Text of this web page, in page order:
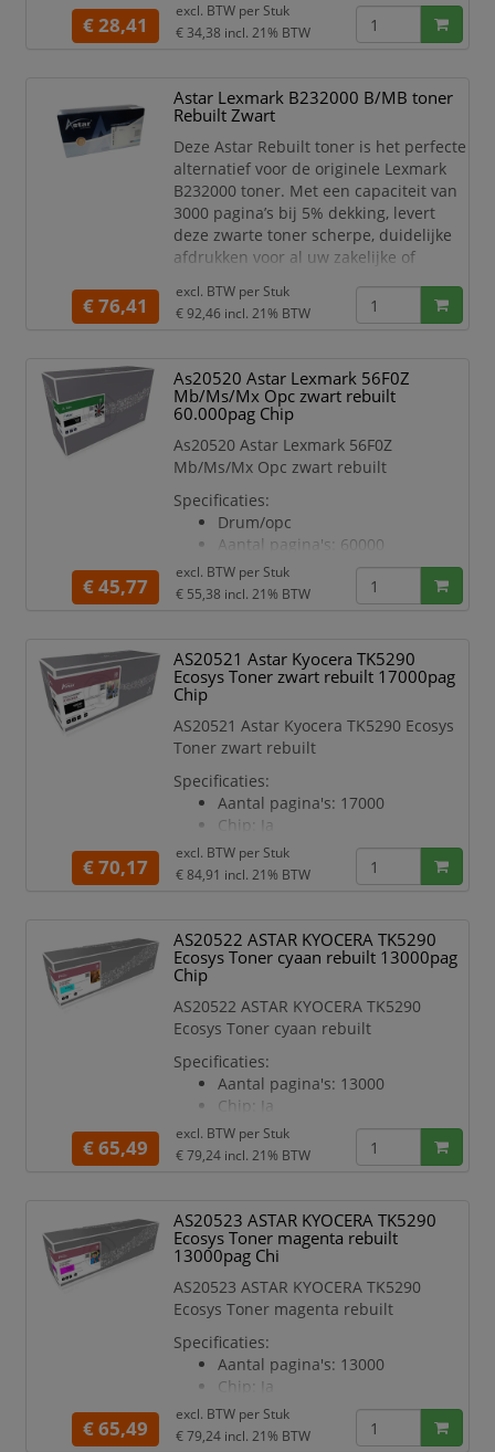
een hoge capaciteit van tot 6.000
pagina’s (bij 5% dekking) is dit de
en vaak printen.
Kenmerken:
Compatibel met Brother MFC-
J5955
Kleur: Zwart
€ 28,41
excl. BTW per Stuk
€ 34,38 incl. 21% BTW
Astar Lexmark B232000 B/MB toner
Rebuilt Zwart
Deze Astar Rebuilt toner is het perfecte
alternatief voor de originele Lexmark
B232000 toner. Met een capaciteit van
3000 pagina’s bij 5% dekking, levert
deze zwarte toner scherpe, duidelijke
afdrukken voor al uw zakelijke of
Compatibel met Lexmark B2338
Rebuilt kwaliteit –
milieuvriendelijk en
kostenbesparend
Scherpe afdrukken tot de laatste
pa
€ 76,41
excl. BTW per Stuk
€ 92,46 incl. 21% BTW
As20520 Astar Lexmark 56F0Z
Mb/Ms/Mx Opc zwart rebuilt
60.000pag Chip
As20520 Astar Lexmark 56F0Z
Mb/Ms/Mx Opc zwart rebuilt
Specificaties:
Drum/opc
Aantal pagina's: 60000
Chip: Ja
Kleur: Zwart
Geschikt voor printermodel:
€ 45,77
excl. BTW per Stuk
€ 55,38 incl. 21% BTW
AS20521 Astar Kyocera TK5290
Ecosys Toner zwart rebuilt 17000pag
Chip
AS20521 Astar Kyocera TK5290 Ecosys
Toner zwart rebuilt
Specificaties:
Aantal pagina's: 17000
Chip: Ja
Kleur: Zwart
Geschikt voor printermodel:
€ 70,17
excl. BTW per Stuk
€ 84,91 incl. 21% BTW
AS20522 ASTAR KYOCERA TK5290
Ecosys Toner cyaan rebuilt 13000pag
Chip
AS20522 ASTAR KYOCERA TK5290
Ecosys Toner cyaan rebuilt
Specificaties:
Aantal pagina's: 13000
Chip: Ja
Kleur: Blauw
Geschikt voor printermodel:
€ 65,49
excl. BTW per Stuk
€ 79,24 incl. 21% BTW
AS20523 ASTAR KYOCERA TK5290
Ecosys Toner magenta rebuilt
13000pag Chi
AS20523 ASTAR KYOCERA TK5290
Ecosys Toner magenta rebuilt
Specificaties:
Aantal pagina's: 13000
Chip: Ja
Kleur: rood
Geschikt voor printermodel:
€ 65,49
excl. BTW per Stuk
€ 79,24 incl. 21% BTW